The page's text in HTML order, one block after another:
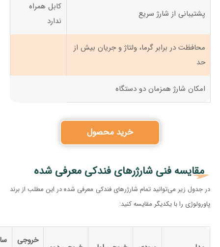
پشتیبانی از شارژ سریع
کابل همراه
ندارد
محافظت در برابر گرما، ولتاژ و جریان بیش از
حد
امکان شارژ همزمان دو دستگاه
خرید محصول
مقایسه فنی شارژرهای فندکی معرفی شده
در جدول زیر می‌توانید تمام شارژرهای فندکی معرفی شده در این مطلب از برند
پاورولوژی را با یکدیگر مقایسه کنید:
خروجی